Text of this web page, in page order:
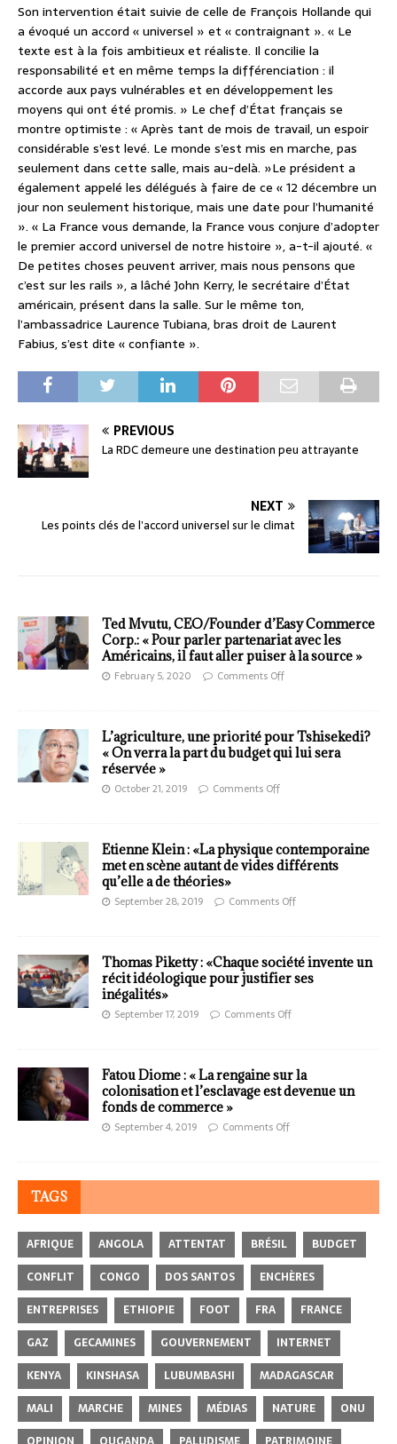
Son intervention était suivie de celle de François Hollande qui
a évoqué un accord « universel » et « contraignant ». « Le
texte est à la fois ambitieux et réaliste. Il concilie la
responsabilité et en même temps la différenciation : il
accorde aux pays vulnérables et en développement les
moyens qui ont été promis. » Le chef d’État français se
montre optimiste : « Après tant de mois de travail, un espoir
considérable s’est levé. Le monde s’est mis en marche, pas
seulement dans cette salle, mais au-delà. »Le président a
également appelé les délégués à faire de ce « 12 décembre un
jour non seulement historique, mais une date pour l’humanité
». « La France vous demande, la France vous conjure d’adopter
le premier accord universel de notre histoire », a-t-il ajouté. «
De petites choses peuvent arriver, mais nous pensons que
c’est sur les rails », a lâché John Kerry, le secrétaire d’État
américain, présent dans la salle. Sur le même ton,
l’ambassadrice Laurence Tubiana, bras droit de Laurent
Fabius, s’est dite « confiante ».
PREVIOUS
La RDC demeure une destination peu attrayante
NEXT
Les points clés de l’accord universel sur le climat
Ted Mvutu, CEO/Founder d’Easy Commerce
Corp.: « Pour parler partenariat avec les
Américains, il faut aller puiser à la source »
February 5, 2020 Comments Off
L’agriculture, une priorité pour Tshisekedi?
« On verra la part du budget qui lui sera
réservée »
October 21, 2019 Comments Off
Etienne Klein : «La physique contemporaine
met en scène autant de vides différents
qu’elle a de théories»
September 28, 2019 Comments Off
Thomas Piketty : «Chaque société invente un
récit idéologique pour justifier ses
inégalités»
September 17, 2019 Comments Off
Fatou Diome : « La rengaine sur la
colonisation et l’esclavage est devenue un
fonds de commerce »
September 4, 2019 Comments Off
TAGS
AFRIQUE ANGOLA ATTENTAT BRÉSIL
BUDGET
CONFLIT
CONGO DOS SANTOS
ENCHÈRES
ENTREPRISES
ETHIOPIE FOOT FRA
FRANCE
GAZ
GECAMINES GOUVERNEMENT
INTERNET
KENYA
KINSHASA LUBUMBASHI
MADAGASCAR
MALI
MARCHE MINES MÉDIAS NATURE
ONU